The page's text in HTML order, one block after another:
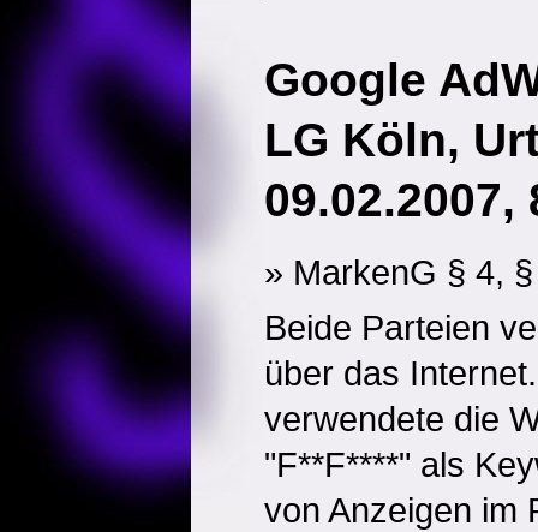
Google
LG Köln,
09.02.2007,
» MarkenG § 4,
Beide Parteien
über das
verwendete die
"F**F****" als
von Anzeigen im